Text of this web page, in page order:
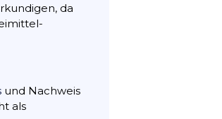
da
und Nachweis
als